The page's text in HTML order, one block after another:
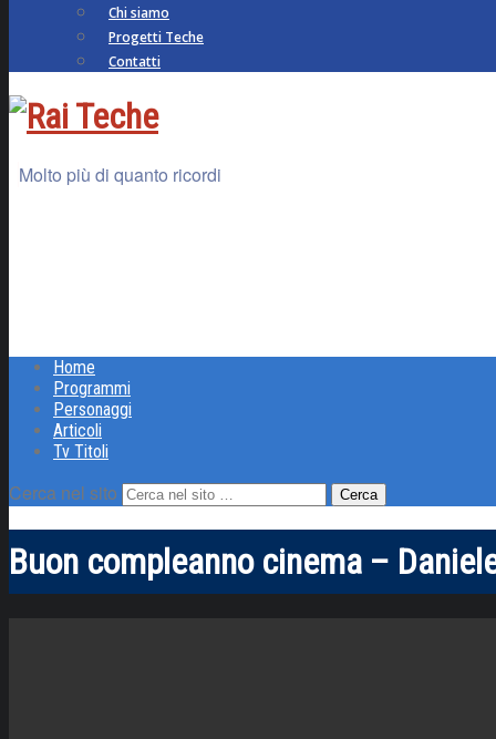
Chi siamo
Progetti Teche
Contatti
Molto più di quanto ricordi
Home
Programmi
Personaggi
Articoli
Tv Titoli
Cerca nel sito
Buon compleanno cinema –